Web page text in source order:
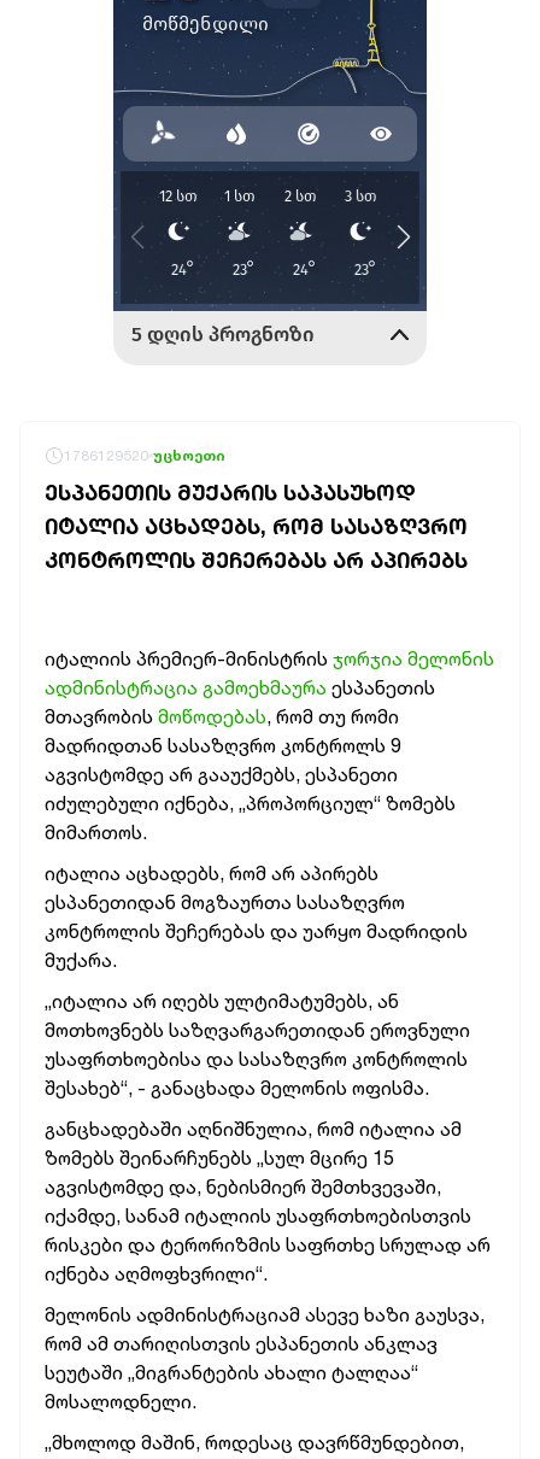
1786129520 უცხოეთი
ᲔᲡᲞᲐᲜᲔᲗᲘᲡ ᲛᲣᲥᲐᲠᲘᲡ ᲡᲐᲞᲐᲡᲣᲮᲝᲓ
ᲘᲢᲐᲚᲘᲐ ᲐᲪᲮᲐᲓᲔᲑᲡ, ᲠᲝᲛ ᲡᲐᲡᲐᲖᲦᲕᲠᲝ
ᲙᲝᲜᲢᲠᲝᲚᲘᲡ ᲨᲔᲩᲔᲠᲔᲑᲐᲡ ᲐᲠ ᲐᲞᲘᲠᲔᲑᲡ
იტალიის პრემიერ-მინისტრის ჯორჯია მელონის
ადმინისტრაცია გამოეხმაურა ესპანეთის
მთავრობის მოწოდებას, რომ თუ რომი
მადრიდთან სასაზღვრო კონტროლს 9
აგვისტომდე არ გააუქმებს, ესპანეთი
იძულებული იქნება, „პროპორციულ“ ზომებს
მიმართოს.
იტალია აცხადებს, რომ არ აპირებს
ესპანეთიდან მოგზაურთა სასაზღვრო
კონტროლის შეჩერებას და უარყო მადრიდის
მუქარა.
„იტალია არ იღებს ულტიმატუმებს, ან
მოთხოვნებს საზღვარგარეთიდან ეროვნული
უსაფრთხოებისა და სასაზღვრო კონტროლის
შესახებ“, - განაცხადა მელონის ოფისმა.
განცხადებაში აღნიშნულია, რომ იტალია ამ
ზომებს შეინარჩუნებს „სულ მცირე 15
აგვისტომდე და, ნებისმიერ შემთხვევაში,
იქამდე, სანამ იტალიის უსაფრთხოებისთვის
რისკები და ტერორიზმის საფრთხე სრულად არ
იქნება აღმოფხვრილი“.
მელონის ადმინისტრაციამ ასევე ხაზი გაუსვა,
რომ ამ თარიღისთვის ესპანეთის ანკლავ
სეუტაში „მიგრანტების ახალი ტალღაა“
მოსალოდნელი.
„მხოლოდ მაშინ, როდესაც დავრწმუნდებით,